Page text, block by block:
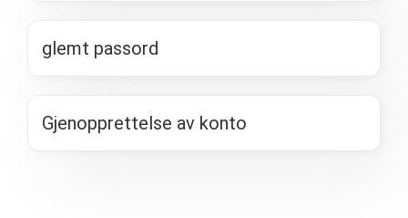
glemt passord
Gjenopprettelse av konto